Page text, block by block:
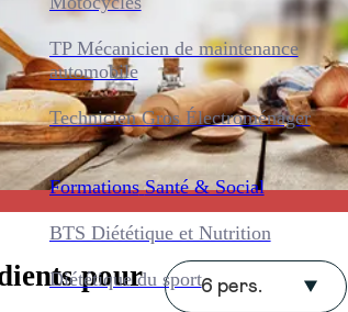
TP Mécanicien de maintenance
automobile
Technicien Gros Électroménager
Formations Santé & Social
BTS Diététique et Nutrition
Diététique du sport
pour 6 pers.